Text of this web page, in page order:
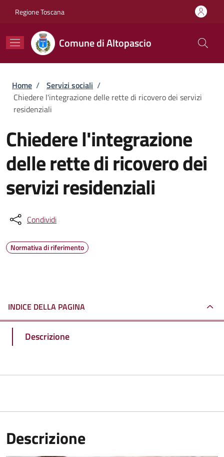
Regione Toscana
Comune di Altopascio
Briciole di pane
Home / Servizi sociali /
Chiedere l'integrazione delle rette di ricovero dei servizi
residenziali
Chiedere l'integrazione
delle rette di ricovero dei
servizi residenziali
Condividi
Normativa di riferimento
INDICE DELLA PAGINA
Descrizione
Descrizione